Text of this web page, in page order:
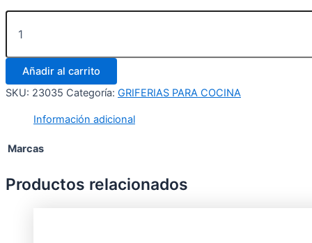
Añadir al carrito
SKU: 23035 Categoría: GRIFERIAS PARA COCINA
Información adicional
Marcas
Productos relacionados